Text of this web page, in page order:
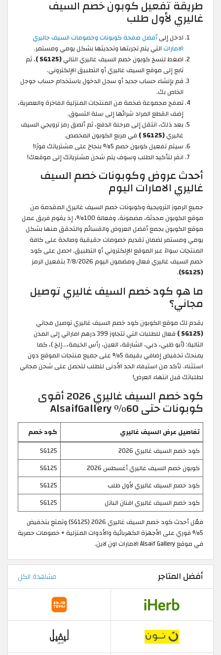
طريقة تفعيل كوبون خصم السيف
غاليري لأول طلب
ادخل إلىأفضل صفحة كوبونات وخصومات السيف جاليري
الامارات التي يتم تجربتها وتحديثها بشكل يومي ومستمر.
اضغط لنسخ كوبون خصم السيف غاليري التالي(SG125 )
، ثم
تابع إلى موقع السيف غاليري أو التطبيق الإلكتروني.
قم بإنشاء حساب جديد أو سجل الدخول باستخدام حساب جوجل
الخاص بك.
تصفح مجموعة ضخمة من المنتجات المنزلية الفاخرة والعصرية،
إضف القطع المراد شرائها إلى سلة التسوق.
بعد ذلك، انتقل إلى مرحلة الدفع، ثم ألصق رمز ترويجي السيف
غاليري(SG125 )
في مربع الكوبون المخصص.
سيتم تفعيل كوبون خصم 5% بنجاح على مشترياتك فورًا!
انقر لتأكيد الطلب وسوف يتم شحن مشترياتك إلى موقعك!
أحدث عروض وكوبونات خصم السيف
غاليري الامارات اليوم
جميع الرموز الترويجية وكوبونات خصم السيف غاليري المقدمة من
موقع الكوبون محدثة، مضمونة، وفعالة 100%، إذ يقوم فريق عمل
موقع الكوبون بجمع أفضل العروض والقسائم والتحقق منها بشكل
يومي ومستمر لضمان تقديم خصومات حقيقية وصالحة على كافة
المنتجات سواءً عبر الموقع الإلكتروني أو التطبيق. احصل على كود
خصم السيف غاليري فعال ومضمون اليوم 7/8/2026 بتفعيل الرمز
(SG125)
.
ما هو كود خصم السيف غاليري توصيل
مجاني؟
يقدم لك موقع الكوبون كود خصم السيف غاليري توصيل مجاني
(SG125 )
فعال للطلبات التي تتجاوز 399 درهم اماراتي إلى المدن
التالية: (أبو ظبي، دبي، الشارقة، العين، رأس الخيمة،…إلخ )، كما
يمنحك تخفيض إضافي بقيمة 5% على جميع منتجات الموقع دون
استثناء. تأكد من استيفاء الحد الأدنى للطلب لتحصل على شحن مجاني
لطلباتك قبل انتهاء العرض!
كود خصم السيف غاليري 2026 أقوى
كوبونات حتى 60% AlsaifGallery
تفاصيل عرض السيف غاليري
كود خصم
كود خصم السيف غاليري 2026
SG125
كوبون خصم السيف غاليري أغسطس 2026
SG125
كود خصم السيف غاليري لأول طلب
SG125
كود خصم السيف غاليري افنان الباتل
SG125
فعّل أحدث كود خصم السيف غاليري 2026 (SG125) وتمتع بتخفيض
5% فوري على الأجهزة الكهربائية والأدوات المنزلية + خصومات حصرية
في موقع Alsaif Gallery الامارات اون لاين.
أفضل المتاجر مشاهدة الكل